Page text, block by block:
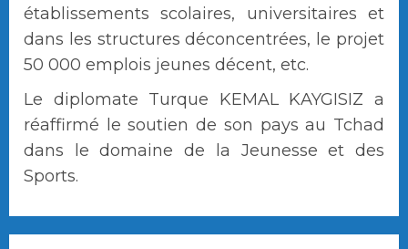
établissements scolaires, universitaires et
dans les structures déconcentrées, le projet
50 000 emplois jeunes décent, etc.
Le diplomate Turque KEMAL KAYGISIZ a
réaffirmé le soutien de son pays au Tchad
dans le domaine de la Jeunesse et des
Sports.